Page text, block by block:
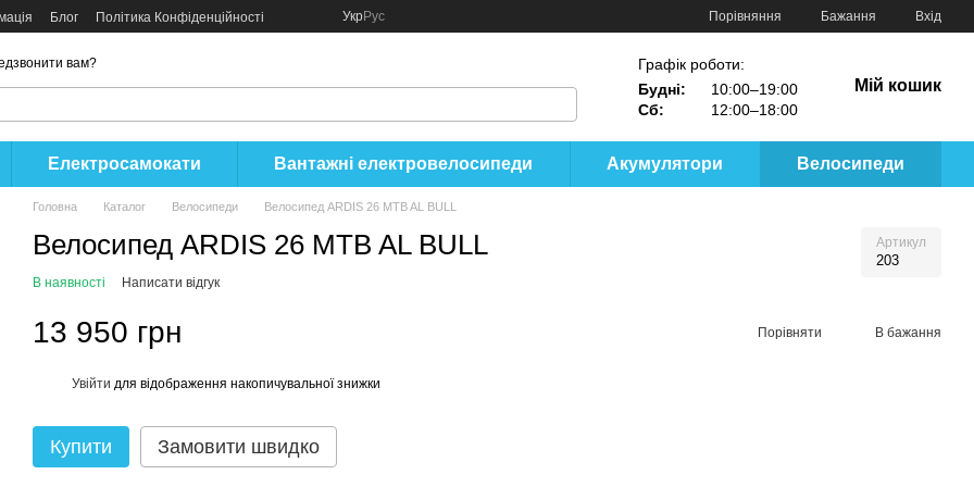
Блог Політика Конфіденційності УкрРус Порівняння Бажання Вхід
вам?
Графік роботи:
Будні:
10:00–19:00
Сб:
12:00–18:00
Мій кошик
Електросамокати Вантажні електровелосипеди Акумулятори Велосипеди
Головна Каталог Велосипеди Велосипед ARDIS 26 MTB AL BULL
Велосипед ARDIS 26 MTB AL BULL Артикул
203
В наявності Написати відгук
13 950 грн Порівняти В бажання
Увійти для відображення накопичувальної знижки
Купити Замовити швидко